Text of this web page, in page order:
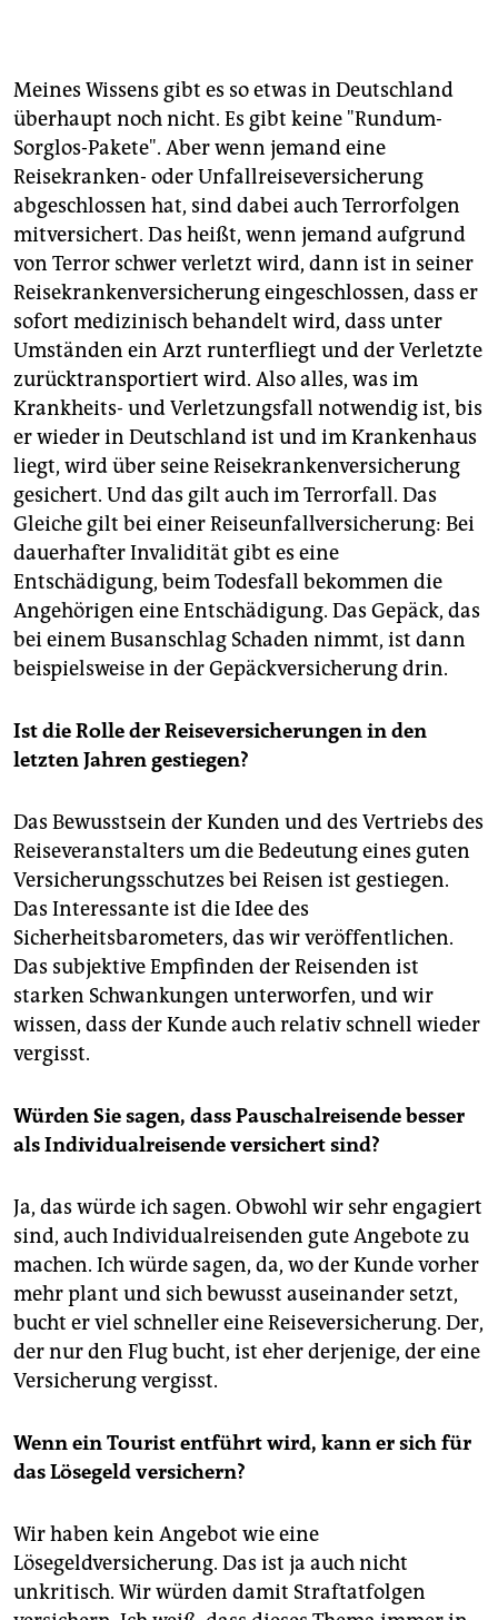
Meines Wissens gibt es so etwas in Deutschland
überhaupt noch nicht. Es gibt keine "Rundum-
Sorglos-Pakete". Aber wenn jemand eine
Reisekranken- oder Unfallreiseversicherung
abgeschlossen hat, sind dabei auch Terrorfolgen
mitversichert. Das heißt, wenn jemand aufgrund
von Terror schwer verletzt wird, dann ist in seiner
Reisekrankenversicherung eingeschlossen, dass er
sofort medizinisch behandelt wird, dass unter
Umständen ein Arzt runterfliegt und der Verletzte
zurücktransportiert wird. Also alles, was im
Krankheits- und Verletzungsfall notwendig ist, bis
er wieder in Deutschland ist und im Krankenhaus
liegt, wird über seine Reisekrankenversicherung
gesichert. Und das gilt auch im Terrorfall. Das
Gleiche gilt bei einer Reiseunfallversicherung: Bei
dauerhafter Invalidität gibt es eine
Entschädigung, beim Todesfall bekommen die
Angehörigen eine Entschädigung. Das Gepäck, das
bei einem Busanschlag Schaden nimmt, ist dann
beispielsweise in der Gepäckversicherung drin.
Ist die Rolle der Reiseversicherungen in den
letzten Jahren gestiegen?
Das Bewusstsein der Kunden und des Vertriebs des
Reiseveranstalters um die Bedeutung eines guten
Versicherungsschutzes bei Reisen ist gestiegen.
Das Interessante ist die Idee des
Sicherheitsbarometers, das wir veröffentlichen.
Das subjektive Empfinden der Reisenden ist
starken Schwankungen unterworfen, und wir
wissen, dass der Kunde auch relativ schnell wieder
vergisst.
Würden Sie sagen, dass Pauschalreisende besser
als Individualreisende versichert sind?
Ja, das würde ich sagen. Obwohl wir sehr engagiert
sind, auch Individualreisenden gute Angebote zu
machen. Ich würde sagen, da, wo der Kunde vorher
mehr plant und sich bewusst auseinander setzt,
bucht er viel schneller eine Reiseversicherung. Der,
der nur den Flug bucht, ist eher derjenige, der eine
Versicherung vergisst.
Wenn ein Tourist entführt wird, kann er sich für
das Lösegeld versichern?
Wir haben kein Angebot wie eine
Lösegeldversicherung. Das ist ja auch nicht
unkritisch. Wir würden damit Straftatfolgen